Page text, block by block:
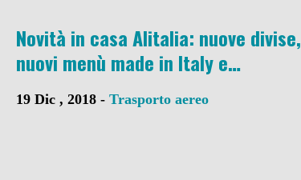
Novità in casa Alitalia: nuove divise,
nuovi menù made in Italy e…
19 Dic , 2018 -Trasporto aereo